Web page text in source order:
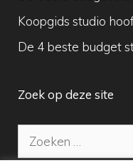
Koopgids studio
De 4 beste budget
Zoek op deze site
Zoek
naar: